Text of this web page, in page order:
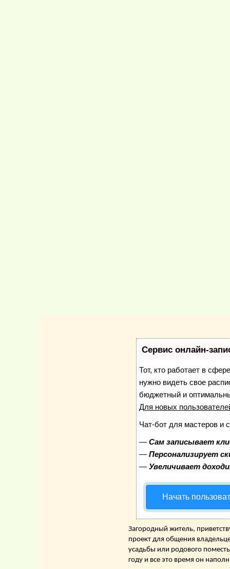
Сервис онлайн-
Тот, кто работает в
нужно видеть свое
бюджетный и
Для новых
Чат-бот для мастеров и
— Сам записывает
— Персонализирует
— Увеличивает
Начать
Загородный житель,
проект для общения
усадьбы или родового
году и все это время он